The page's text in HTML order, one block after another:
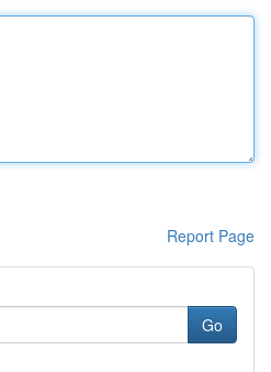
Report Page
Go